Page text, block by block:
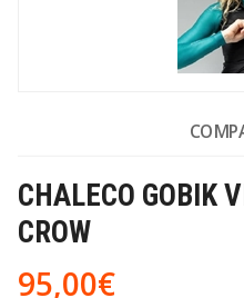
CHALECO GOBIK
CROW
95,00€